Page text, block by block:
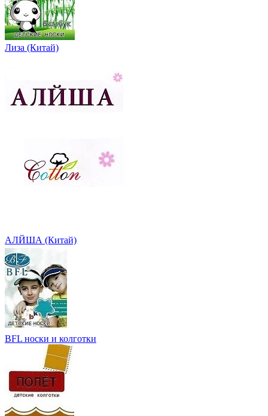
Лиза (Китай)
АЛЙША (Китай)
BFL носки и колготки